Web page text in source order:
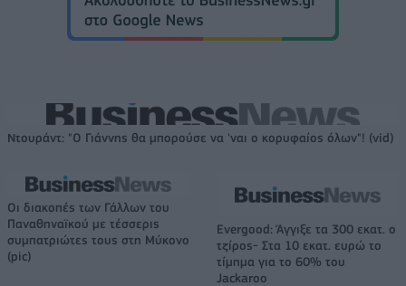
Ντουράντ: "Ο Γιάννης θα μπορούσε να 'ναι ο κορυφαίος όλων"! (vid)
Οι διακοπές των Γάλλων του
Παναθηναϊκού με τέσσερις
συμπατριώτες τους στη Μύκονο
(pic)
Evergood: Άγγιξε τα 300 εκατ. ο
τζίρος- Στα 10 εκατ. ευρώ το
τίμημα για το 60% του
Jackaroo